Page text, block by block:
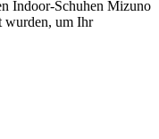
Indoor-Schuhen Mizuno
wurden, um Ihr